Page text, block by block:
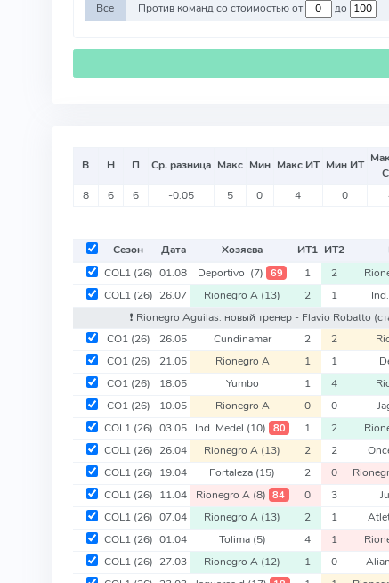
Все Против команд со стоимостью от до
В Н П Ср. разница Макс Мин Макс ИТ Мин ИТ
8 6 6 -0.05 5 0 4 0
Сезон Дата Хозяева ИТ1 ИТ2
COL1 (26) 01.08 Deportivo (7) 69 1 2
COL1 (26) 26.07 Rionegro A (13) 2 1
❗️ Rionegro Aguilas: новый тренер - Flavio Robatto
CO1 (26) 26.05 Cundinamar 2 2
CO1 (26) 21.05 Rionegro A 1 1
CO1 (26) 18.05 Yumbo 1 4
CO1 (26) 10.05 Rionegro A 0 0
COL1 (26) 03.05 Ind. Medel (10) 80 1 2
COL1 (26) 26.04 Rionegro A (13) 2 2
COL1 (26) 19.04 Fortaleza (15) 2 0
COL1 (26) 11.04 Rionegro A (8) 84 0 3
COL1 (26) 07.04 Rionegro A (13) 2 1
COL1 (26) 01.04 Tolima (5) 4 1
COL1 (26) 27.03 Rionegro A (12) 1 0